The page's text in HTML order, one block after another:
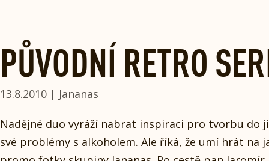
PŮVODNÍ RETRO
13.8.2010 | Jananas
Nadějné duo vyráží nabrat inspiraci pro tvorbu do
své problémy s alkoholem. Ale říká, že umí hrát na